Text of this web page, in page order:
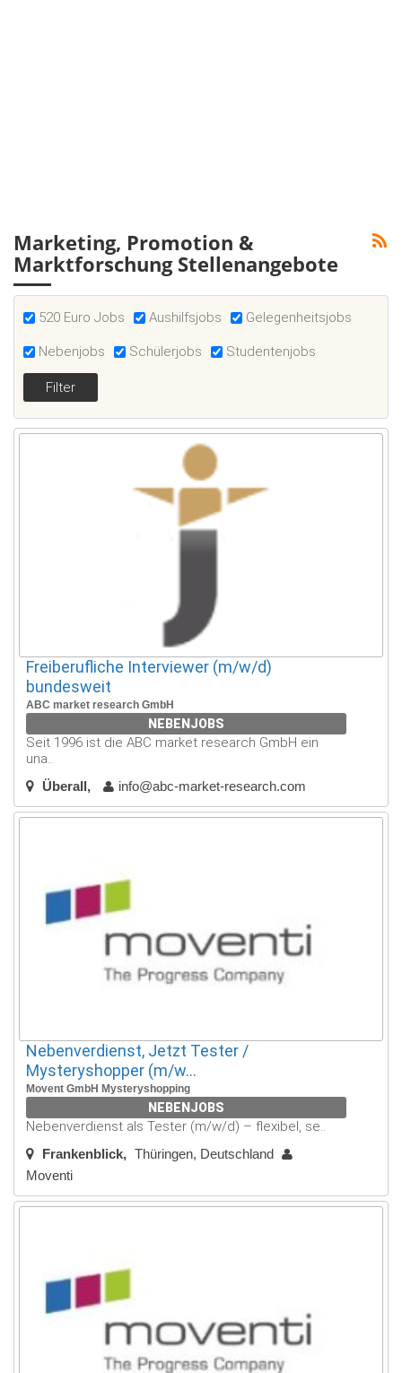
Marketing, Promotion &
Marktforschung Stellenangebote
520 Euro Jobs Aushilfsjobs Gelegenheitsjobs
Nebenjobs Schülerjobs Studentenjobs
Freiberufliche Interviewer (m/w/d)
bundesweit
ABC market research GmbH
NEBENJOBS
Seit 1996 ist die ABC market research GmbH ein
una..
Überall info@abc-market-research.com
Nebenverdienst, Jetzt Tester /
Mysteryshopper (m/w...
Movent GmbH Mysteryshopping
NEBENJOBS
Nebenverdienst als Tester (m/w/d) – flexibel, se..
Frankenblick
Thüringen, Deutschland
Moventi